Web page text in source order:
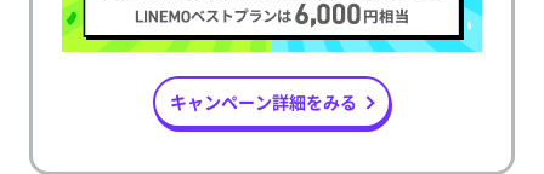
キャンペーン詳細をみる